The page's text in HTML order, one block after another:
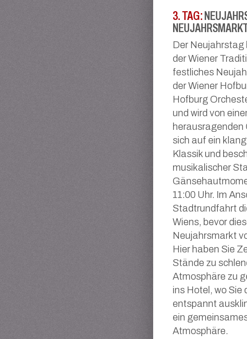
3. TAG:
Der
der Wiener
festliches
der Wiener
Hofburg
und wird von
herausragenden
sich auf ein
Klassik und
musikalischer
11:00 Uhr. Im
Stadtrundfahrt
Wiens, bevor
Neujahrsmarkt
Hier haben Sie
Stände zu
Atmosphäre zu
ins Hotel, wo
entspannt
ein
Atmosphäre.